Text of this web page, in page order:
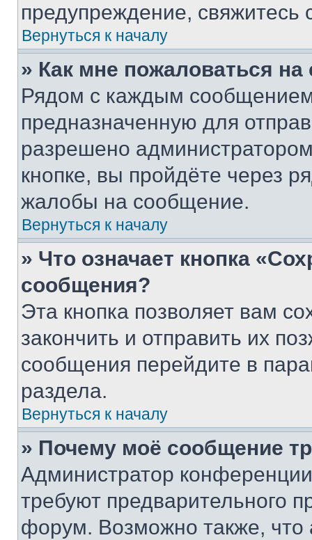
предупреждение,
Вернуться к началу
» Как мне пожаловаться
Рядом с каждым сообщением
предназначенную для
разрешено
кнопке, вы пройдёте через
жалобы на сообщение.
Вернуться к началу
» Что означает кнопка
сообщения?
Эта кнопка позволяет вам
закончить и отправить их
сообщения перейдите в
раздела.
Вернуться к началу
» Почему моё сообщение
Администратор
требуют предварительного
форум. Возможно также, что